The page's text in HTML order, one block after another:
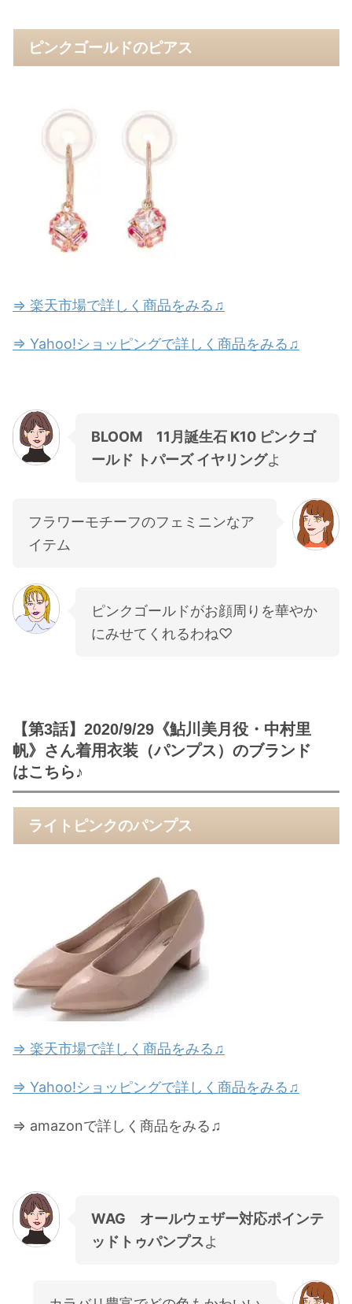
ピンクゴールドのピアス
⇒ 楽天市場で詳しく商品をみる♫
⇒ Yahoo!ショッピングで詳しく商品をみる♫
BLOOM 11月誕生石 K10 ピンクゴ
ールド トパーズ イヤリングよ
フラワーモチーフのフェミニンなア
イテム
ピンクゴールドがお顔周りを華やか
にみせてくれるわね♡
【第3話】2020/9/29《鮎川美月役・中村里
帆》さん着用衣装（パンプス）のブランド
はこちら♪
ライトピンクのパンプス
⇒ 楽天市場で詳しく商品をみる♫
⇒ Yahoo!ショッピングで詳しく商品をみる♫
⇒ amazonで詳しく商品をみる♫
WAG オールウェザー対応ポインテ
ッドトゥパンプスよ